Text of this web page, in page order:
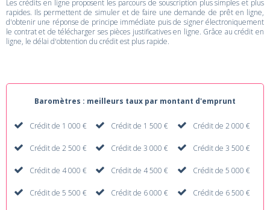
Les crédits en ligne proposent les parcours de souscription plus simples et plus
rapides. Ils permettent de simuler et de faire une demande de prêt en ligne,
d'obtenir une réponse de principe immédiate puis de signer électroniquement
le contrat et de télécharger ses pièces justificatives en ligne. Grâce au crédit en
ligne, le délai d'obtention du crédit est plus rapide.
Baromètres : meilleurs taux par montant d'emprunt
Crédit de 1 000 € Crédit de 1 500 € Crédit de 2 000 €
Crédit de 2 500 € Crédit de 3 000 € Crédit de 3 500 €
Crédit de 4 000 € Crédit de 4 500 € Crédit de 5 000 €
Crédit de 5 500 € Crédit de 6 000 € Crédit de 6 500 €